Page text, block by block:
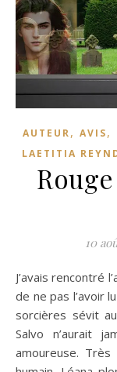
AUTEUR, AVIS,
LAETITIA
10
J’avais rencontré l’auteur sur un salon du livre. Honte à moi,
de ne pas l’avoir
sorcières sévit
Salvo n’aurait
amoureuse. Très